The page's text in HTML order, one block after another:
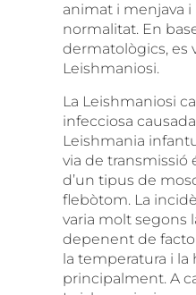
animat i menjava i
normalitat. En
dermatològics, es
Leishmaniosi.
La Leishmaniosi
infecciosa
Leishmania
via de transmissió
d’un tipus de
flebòtom. La
varia molt segons
depenent de
la temperatura i la
principalment. A